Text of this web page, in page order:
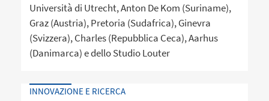
Università di Utrecht, Anton De Kom (Suriname),
Graz (Austria), Pretoria (Sudafrica), Ginevra
(Svizzera), Charles (Repubblica Ceca), Aarhus
(Danimarca) e dello Studio Louter
INNOVAZIONE E RICERCA